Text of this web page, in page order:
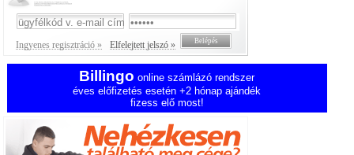
Ingyenes regisztráció » Elfelejtett jelszó »
Billingo online számlázó rendszer
éves előfizetés esetén +2 hónap ajándék
fizess elő most!